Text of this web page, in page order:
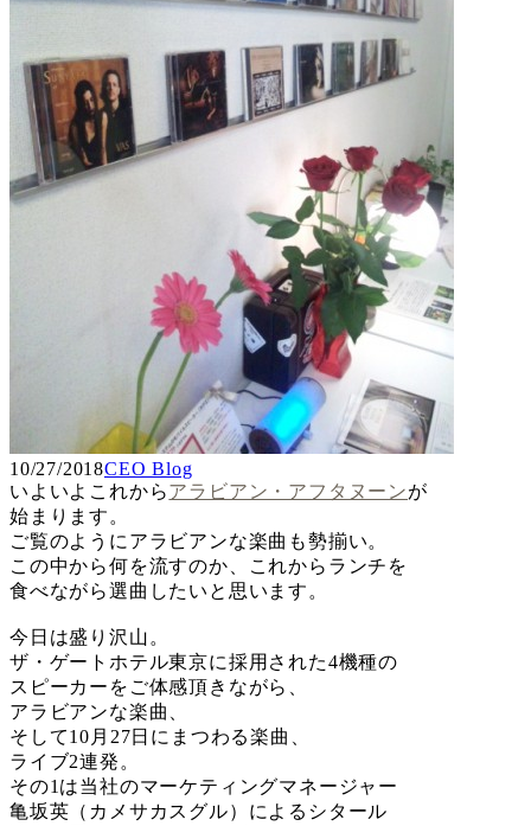
10/27/2018CEO Blog
いよいよこれからアラビアン・アフタヌーンが
始まります。
ご覧のようにアラビアンな楽曲も勢揃い。
この中から何を流すのか、これからランチを
食べながら選曲したいと思います。
今日は盛り沢山。
ザ・ゲートホテル東京に採用された4機種の
スピーカーをご体感頂きながら、
アラビアンな楽曲、
そして10月27日にまつわる楽曲、
ライブ2連発。
その1は当社のマーケティングマネージャー
亀坂英（カメサカスグル）によるシタール